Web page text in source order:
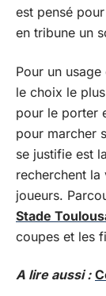
est pensé
en tribune un
Pour un
le choix le
pour le porter
pour marcher
se justifie est
recherchent
joueurs.
Stade
coupes et les
A lire aussi :